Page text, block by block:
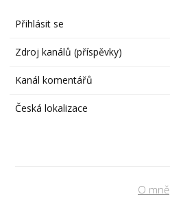
Přihlásit se
Zdroj kanálů (příspěvky)
Kanál komentářů
Česká lokalizace
O mně